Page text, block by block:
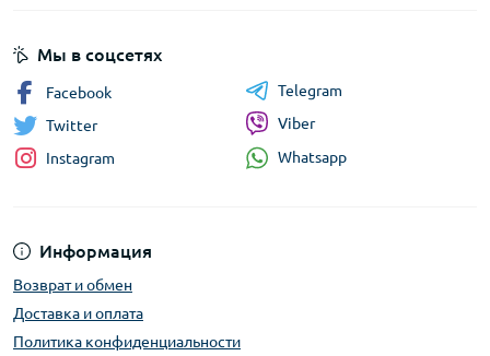
Информация
Возврат и обмен
Доставка и оплата
Политика конфиденциальности
Мы в соцсетях
Facebook
Twitter
Instagram
Telegram
Viber
Whatsapp